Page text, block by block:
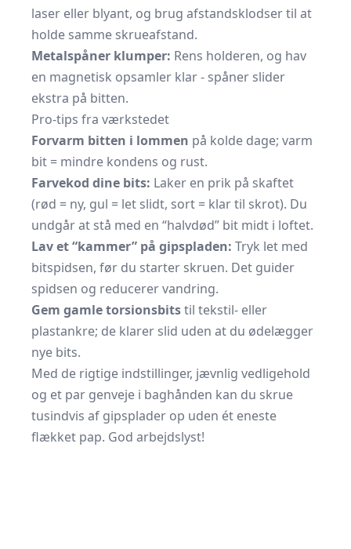
laser eller blyant, og brug afstandsklodsertil at
holde samme skrueafstand.
Metalspåner klumper: Rens holderen, og hav
en magnetisk opsamler klar - spåner slider
ekstra på bitten.
Pro-tips fra værkstedet
Forvarm bitten i lommen på kolde dage; varm
bit = mindre kondens og rust.
Farvekod dine bits: Laker en prik på skaftet
(rød = ny, gul = let slidt, sort = klar til skrot). Du
undgår at stå med en “halvdød” bit midt i loftet.
Lav et “kammer” på gipspladen: Tryk let med
bitspidsen, før du starter skruen. Det guider
spidsen og reducerer vandring.
Gem gamle torsionsbitstil tekstil- eller
plastankre; de klarer slid uden at du ødelægger
nye bits.
Med de rigtige indstillinger, jævnlig vedligehold
og et par genveje i baghånden kan du skrue
tusindvis af gipsplader op uden ét eneste
flækket pap. God arbejdslyst!